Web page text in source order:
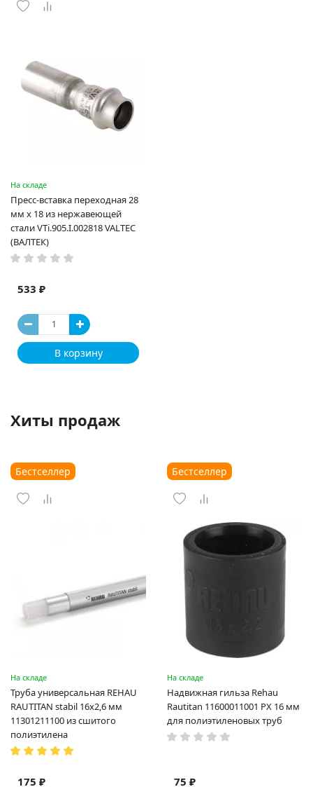
На складе
Пресс-вставка переходная 28
мм х 18 из нержавеющей
стали VTi.905.I.002818 VALTEC
(ВАЛТЕК)
533 ₽
В корзину
Хиты продаж
Бестселлер
На складе
Труба универсальная REHAU
RAUTITAN stabil 16х2,6 мм
11301211100 из сшитого
полиэтилена
175 ₽
Бестселлер
На складе
Надвижная гильза Rehau
Rautitan 11600011001 PX 16 мм
для полиэтиленовых труб
75 ₽